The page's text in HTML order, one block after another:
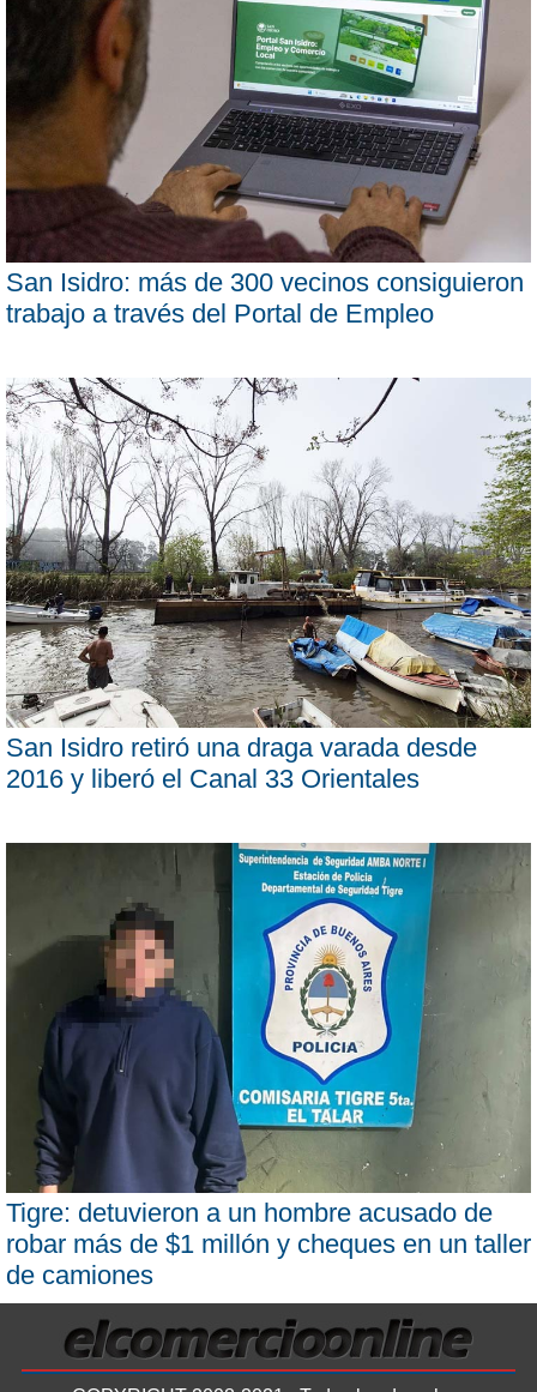
San Isidro: más de 300 vecinos consiguieron
trabajo a través del Portal de Empleo
San Isidro retiró una draga varada desde
2016 y liberó el Canal 33 Orientales
Tigre: detuvieron a un hombre acusado de
robar más de $1 millón y cheques en un taller
de camiones